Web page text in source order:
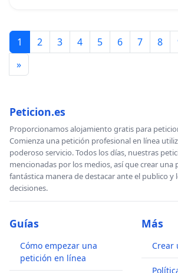
1 2 3 4 5 6 7 8
»
Peticion.es
Proporcionamos alojamiento gratis para
Comienza una petición profesional en línea
poderoso servicio. Todos los días, nuestras
mencionadas por los medios, así que crear una
fantástica manera de destacar ante el publico y
decisiones.
Guías
Cómo empezar una
petición en línea
Más
Crear